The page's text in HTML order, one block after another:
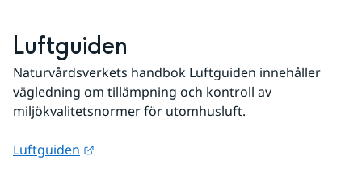
Luftguiden
Naturvårdsverkets handbok Luftguiden innehåller
vägledning om tillämpning och kontroll av
miljökvalitetsnormer för utomhusluft.
Luftguiden